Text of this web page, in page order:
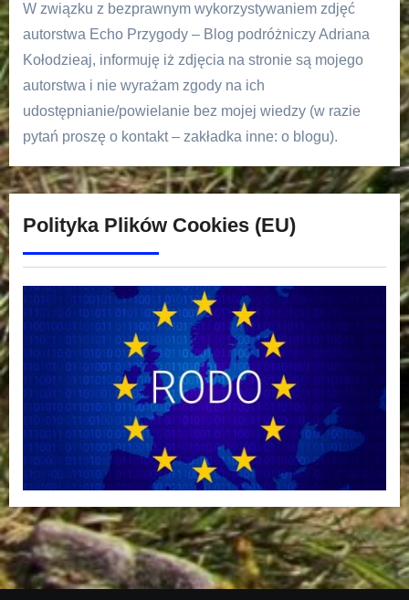
W związku z bezprawnym wykorzystywaniem zdjęć
autorstwa Echo Przygody – Blog podróżniczy Adriana
Kołodzieaj, informuję iż zdjęcia na stronie są mojego
autorstwa i nie wyrażam zgody na ich
udostępnianie/powielanie bez mojej wiedzy (w razie
pytań proszę o kontakt – zakładka inne: o blogu).
Polityka Plików Cookies (EU)